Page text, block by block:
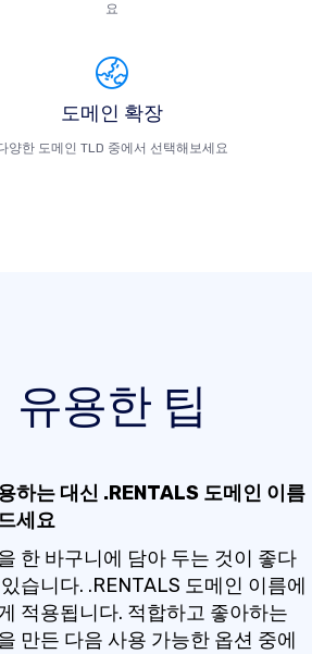
요
도메인 확장
양한 도메인 TLD 중에서 선택해보세요
유용한 팁
하는 대신 .RENTALS 도메인 이름
세요
한 바구니에 담아 두는 것이 좋다
습니다. .RENTALS 도메인 이름에
적용됩니다. 적합하고 좋아하는
만든 다음 사용 가능한 옵션 중에